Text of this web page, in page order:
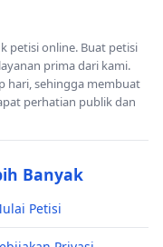
petisi online. Buat petisi
prima dari kami.
hari, sehingga membuat
perhatian publik dan
Banyak
Petisi